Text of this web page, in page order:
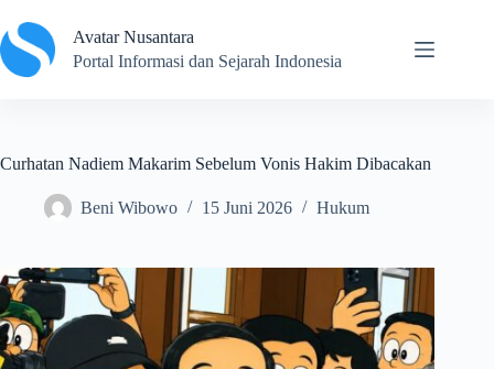
to
content
Avatar Nusantara
Portal Informasi dan Sejarah Indonesia
Curhatan Nadiem Makarim Sebelum Vonis Hakim Dibacakan
Beni Wibowo 15 Juni 2026 Hukum